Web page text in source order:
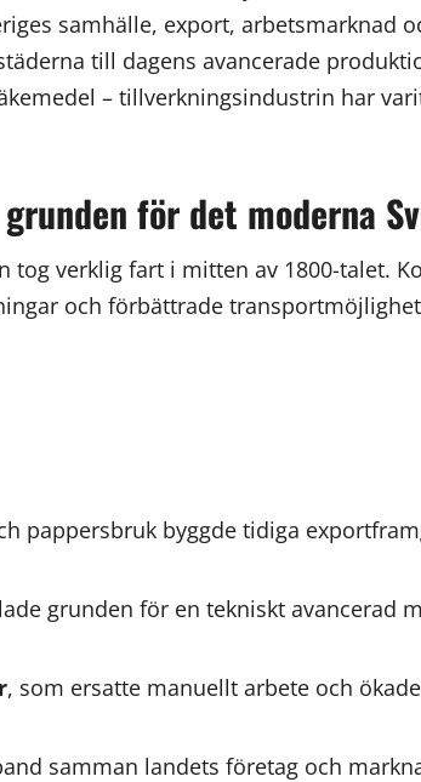
samhälle, export, arbetsmarknad
till dagens avancerade
– tillverkningsindustrin har
för det moderna
tog verklig fart i mitten av 1800-talet.
och förbättrade
pappersbruk byggde tidiga
grunden för en tekniskt avancerad
, som ersatte manuellt arbete och
samman landets företag och